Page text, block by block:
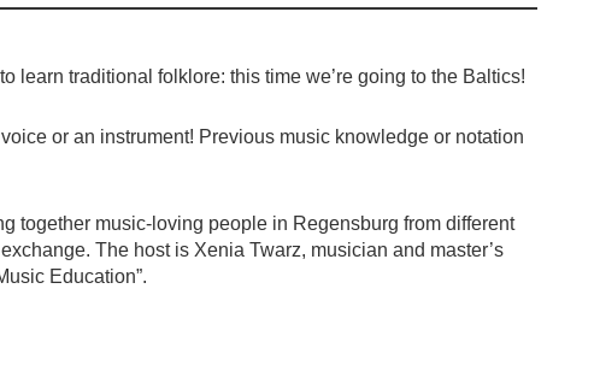
learn traditional folklore: this time we’re going to the Baltics!
or an instrument! Previous music knowledge or notation
together music-loving people in Regensburg from different
The host is Xenia Twarz, musician and master’s
Education”.